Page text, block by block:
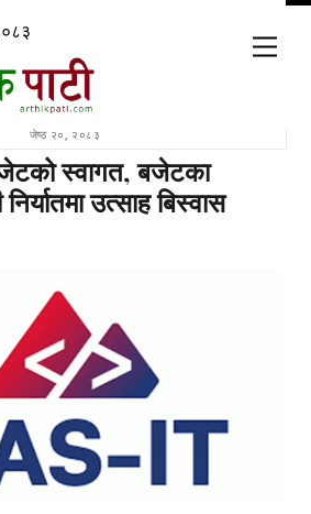
जेष्ठ २०, २०८३
स्वागत, बजेटका
उत्साह बिस्वास